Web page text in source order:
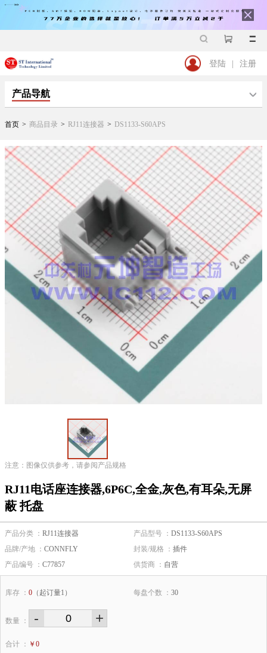
登陆 | 注册
产品导航
首页 > 商品目录 > RJ11连接器 > DS1133-S60APS
注意：图像仅供参考，请参阅产品规格
RJ11电话座连接器,6P6C,全金,灰色,有耳朵,无屏
蔽 托盘
产品分类 ： RJ11连接器 产品型号 ： DS1133-S60APS
品牌/产地 ： CONNFLY 封装/规格 ： 插件
产品编号 ： C77857 供货商 ： 自营
库存 ： 0 （起订量1） 每盘个数 ： 30
数量 ： - +
合计 ： ￥ 0